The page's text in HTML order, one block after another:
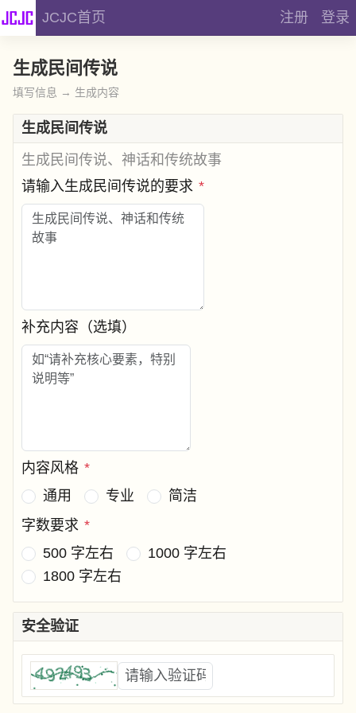
JCJC首页 注册 登录
生成民间传说
填写信息 → 生成内容
生成民间传说
生成民间传说、神话和传统故事
请输入生成民间传说的要求 *
补充内容（选填）
内容风格 *
通用
专业
简洁
字数要求 *
500 字左右
1000 字左右
1800 字左右
安全验证